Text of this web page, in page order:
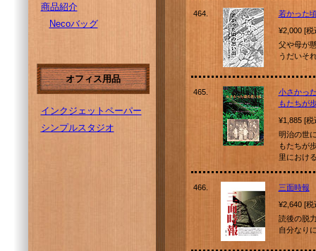
商品紹介
Necoバッグ
オフィス用品
インクジェットペーパー
シンプルスタジオ
464.
若かった
¥2,000 [
父や母が
うだいそ
465.
小さかっ
もたちが
¥1,885 [
明治の世
もたちが
里におけ
466.
三面時報
¥2,640 [
読後の脱
自分なり